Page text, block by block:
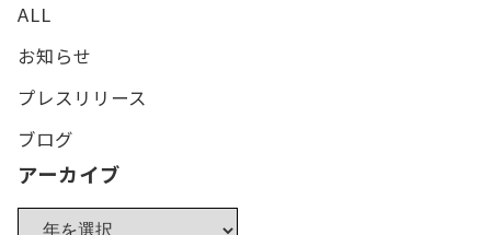
ALL
お知らせ
プレスリリース
ブログ
アーカイブ